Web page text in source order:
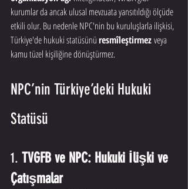
kurumlar da ancak ulusal mevzuata yansıtıldığı ölçüde
etkili olur. Bu nedenle NPC'nin bu kuruluşlarla ilişkisi,
Türkiye'de hukuki statüsünü resmîleştirmez veya
kamu tüzel kişiliğine dönüştürmez.
NPC’nin Türkiye’deki Hukuki
Statüsü
1. TVGFB ve NPC: Hukuki İlişki ve
Çatışmalar